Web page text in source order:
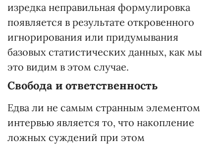
изредка неправильная формулировка
появляется в результате откровенного
игнорирования или придумывания
базовых статистических данных, как мы
это видим в этом случае.
Свобода и ответственность
Едва ли не самым странным элементом
интервью является то, что накопление
ложных суждений при этом